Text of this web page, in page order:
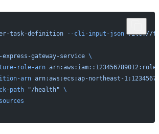
task-definition --cli-input-json file://td-
gateway-service \
role-arn
arn
arn:aws:ecs:ap-northeast-
path
"/health" \